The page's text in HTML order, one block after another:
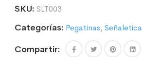
·
No
admiten
SKU: SLT003
Categorías: Pegatinas, Señaletica
Compartir: